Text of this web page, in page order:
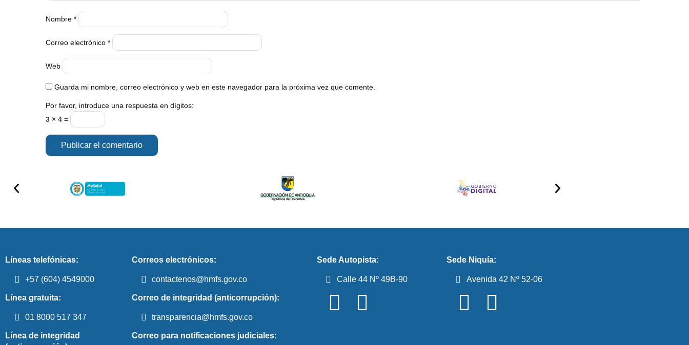
Nombre *
Correo electrónico *
Web
Guarda mi nombre, correo electrónico y web en este navegador para la próxima vez que comente.
Por favor, introduce una respuesta en dígitos:
3 × 4 =
Líneas telefónicas:
+57 (604) 4549000
Línea gratuita:
01 8000 517 347
Línea de integridad
Correos electrónicos:
contactenos@hmfs.gov.co
Correo de integridad (anticorrupción):
transparencia@hmfs.gov.co
Correo para notificaciones judiciales:
Sede Autopista:
Calle 44 Nº 49B-90
Sede Niquía:
Avenida 42 Nº 52-06